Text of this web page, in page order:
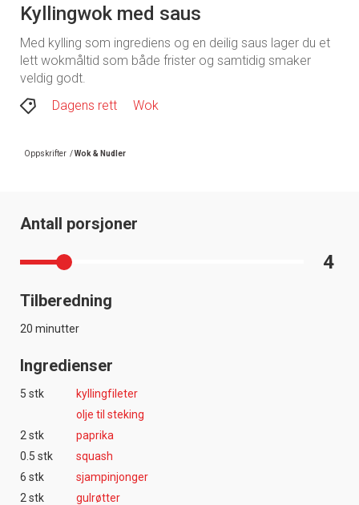
Kyllingwok med saus
Med kylling som ingrediens og en deilig saus lager du et
lett wokmåltid som både frister og samtidig smaker
veldig godt.
Dagens rett
Wok
Oppskrifter /Wok & Nudler
Antall porsjoner
4
Tilberedning
20 minutter
Ingredienser
5 stk
kyllingfileter
olje til steking
2 stk
paprika
0.5 stk
squash
6 stk
sjampinjonger
2 stk
gulrøtter